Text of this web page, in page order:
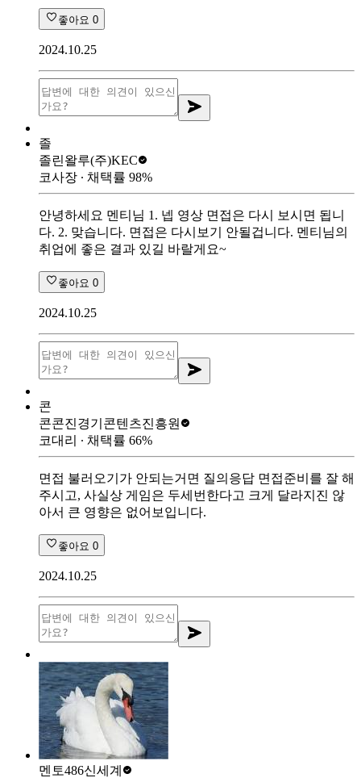
좋아요 0
2024.10.25
졸
졸린왈루(주)KEC
코사장 ∙ 채택률 98%
안녕하세요 멘티님 1. 넵 영상 면접은 다시 보시면 됩니
다. 2. 맞습니다. 면접은 다시보기 안될겁니다. 멘티님의
취업에 좋은 결과 있길 바랄게요~
좋아요 0
2024.10.25
콘
콘콘진경기콘텐츠진흥원
코대리 ∙ 채택률 66%
면접 불러오기가 안되는거면 질의응답 면접준비를 잘 해
주시고, 사실상 게임은 두세번한다고 크게 달라지진 않
아서 큰 영향은 없어보입니다.
좋아요 0
2024.10.25
멘토486신세계